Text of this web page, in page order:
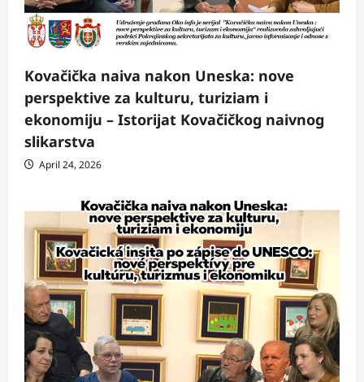
Kovačička naiva nakon Uneska: nove
perspektive za kulturu, turiziam i
ekonomiju – Istorijat Kovačičkog naivnog
slikarstva
April 24, 2026